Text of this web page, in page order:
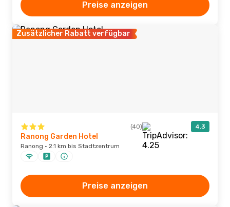
Preise anzeigen
Zusätzlicher Rabatt verfügbar
(40) 4.3
Ranong Garden Hotel
Ranong · 2.1 km bis Stadtzentrum
Preise anzeigen